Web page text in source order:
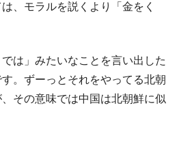
、モラルを説くより「金をく
では」みたいなことを言い出した
。ずーっとそれをやってる北朝
その意味では中国は北朝鮮に似